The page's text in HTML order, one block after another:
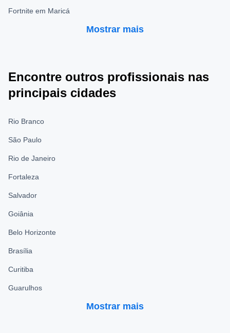
Fortnite em Maricá
Mostrar mais
Encontre outros profissionais nas
principais cidades
Rio Branco
São Paulo
Rio de Janeiro
Fortaleza
Salvador
Goiânia
Belo Horizonte
Brasília
Curitiba
Guarulhos
Mostrar mais